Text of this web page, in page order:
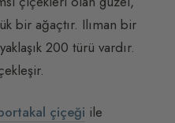
bir ağaçtır. Ilıman bir
200 türü vardır.
çiçeği ile